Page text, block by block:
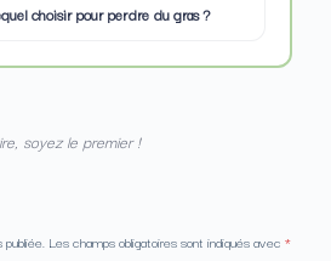
choisir pour perdre du gras ?
soyez le premier !
Les champs obligatoires sont indiqués avec *